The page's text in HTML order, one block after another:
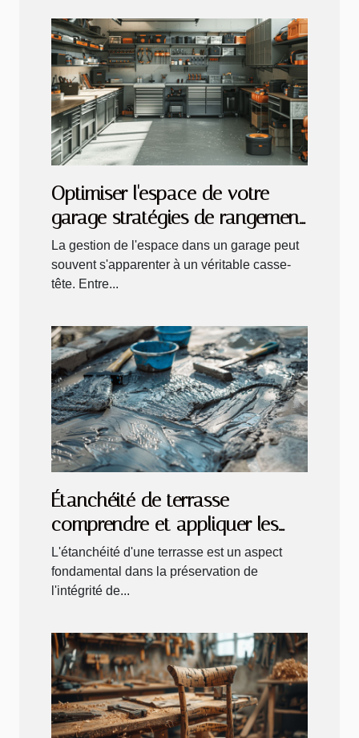
Optimiser l'espace de votre
garage stratégies de rangement
et organisation
La gestion de l'espace dans un garage peut
souvent s'apparenter à un véritable casse-
tête. Entre...
Étanchéité de terrasse
comprendre et appliquer les
meilleures solutions pour votre
maison
L'étanchéité d'une terrasse est un aspect
fondamental dans la préservation de
l'intégrité de...